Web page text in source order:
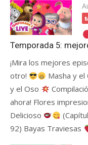
Temporada 5:
¡Mira los mejores
otro!
Masha y el
y el Oso
ahora! Flores
Delicioso
92) Bayas Traviesas